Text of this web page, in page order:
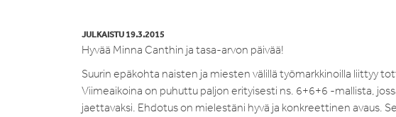
JULKAISTU 19.3.2015
Hyvää Minna Canthin ja tasa-arvon päivää!
Suurin epäkohta naisten ja miesten välillä työmarkkinoilla liittyy
Viimeaikoina on puhuttu paljon erityisesti ns. 6+6+6 -mallista,
jaettavaksi. Ehdotus on mielestäni hyvä ja konkreettinen avaus.